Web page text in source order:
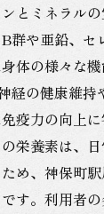
とミネラル
群や亜鉛、セ
体の様々な
経の健康維持
疫力の向上
栄養素は、
め、神保町
す。利用者